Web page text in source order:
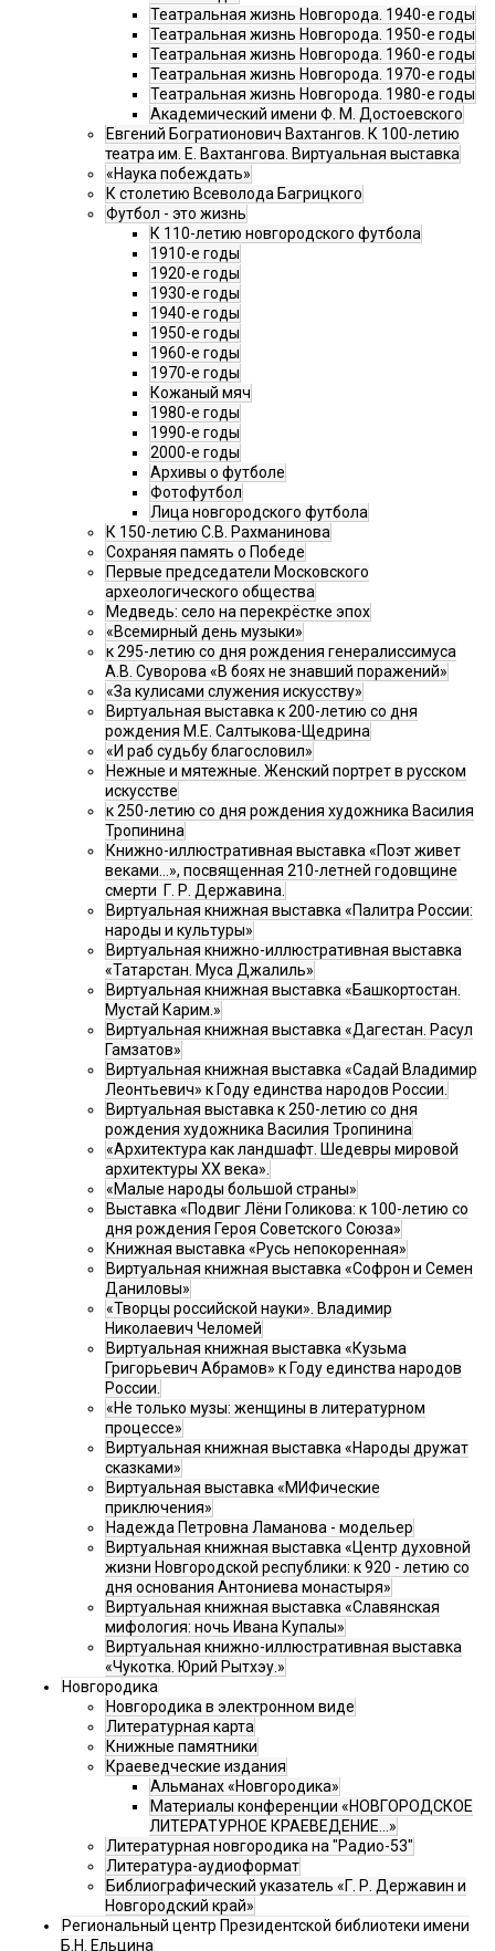
Театральная жизнь Новгорода. 1940-е годы
Театральная жизнь Новгорода. 1950-е годы
Театральная жизнь Новгорода. 1960-е годы
Театральная жизнь Новгорода. 1970-е годы
Театральная жизнь Новгорода. 1980-е годы
Академический имени Ф. М. Достоевского
Евгений Богратионович Вахтангов. К 100-летию
театра им. Е. Вахтангова. Виртуальная выставка
«Наука побеждать»
К столетию Всеволода Багрицкого
Футбол - это жизнь
К 110-летию новгородского футбола
1910-е годы
1920-е годы
1930-е годы
1940-е годы
1950-е годы
1960-е годы
1970-е годы
Кожаный мяч
1980-е годы
1990-е годы
2000-е годы
Архивы о футболе
Фотофутбол
Лица новгородского футбола
К 150-летию С.В. Рахманинова
Сохраняя память о Победе
Первые председатели Московского
археологического общества
Медведь: село на перекрёстке эпох
«Всемирный день музыки»
к 295-летию со дня рождения генералиссимуса
А.В. Суворова «В боях не знавший поражений»
«За кулисами служения искусству»
Виртуальная выставка к 200-летию со дня
рождения М.Е. Салтыкова-Щедрина
«И раб судьбу благословил»
Нежные и мятежные. Женский портрет в русском
искусстве
к 250-летию со дня рождения художника Василия
Тропинина
Книжно-иллюстративная выставка «Поэт живет
веками…», посвященная 210-летней годовщине
смерти Г. Р. Державина.
Виртуальная книжная выставка «Палитра России:
народы и культуры»
Виртуальная книжно-иллюстративная выставка
«Татарстан. Муса Джалиль»
Виртуальная книжная выставка «Башкортостан.
Мустай Карим.»
Виртуальная книжная выставка «Дагестан. Расул
Гамзатов»
Виртуальная книжная выставка «Садай Владимир
Леонтьевич» к Году единства народов России.
Виртуальная выставка к 250-летию со дня
рождения художника Василия Тропинина
«Архитектура как ландшафт. Шедевры мировой
архитектуры XX века».
«Малые народы большой страны»
Выставка «Подвиг Лёни Голикова: к 100-летию со
дня рождения Героя Советского Союза»
Книжная выставка «Русь непокоренная»
Виртуальная книжная выставка «Софрон и Семен
Даниловы»
«Творцы российской науки». Владимир
Николаевич Челомей
Виртуальная книжная выставка «Кузьма
Григорьевич Абрамов» к Году единства народов
России.
«Не только музы: женщины в литературном
процессе»
Виртуальная книжная выставка «Народы дружат
сказками»
Виртуальная выставка «МИФические
приключения»
Надежда Петровна Ламанова - модельер
Виртуальная книжная выставка «Центр духовной
жизни Новгородской республики: к 920 - летию со
дня основания Антониева монастыря»
Виртуальная книжная выставка «Славянская
мифология: ночь Ивана Купалы»
Виртуальная книжно-иллюстративная выставка
«Чукотка. Юрий Рытхэу.»
Новгородика
Новгородика в электронном виде
Литературная карта
Книжные памятники
Краеведческие издания
Альманах «Новгородика»
Материалы конференции «НОВГОРОДСКОЕ
ЛИТЕРАТУРНОЕ КРАЕВЕДЕНИЕ...»
Литературная новгородика на "Радио-53"
Литература-аудиоформат
Библиографический указатель «Г. Р. Державин и
Новгородский край»
Региональный центр Президентской библиотеки имени
Б.Н. Ельцина